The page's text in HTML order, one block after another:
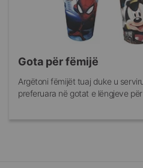
Gota për fëmijë
Argëtoni fëmijët tuaj duke u
preferuara në gotat e lëngjeve për